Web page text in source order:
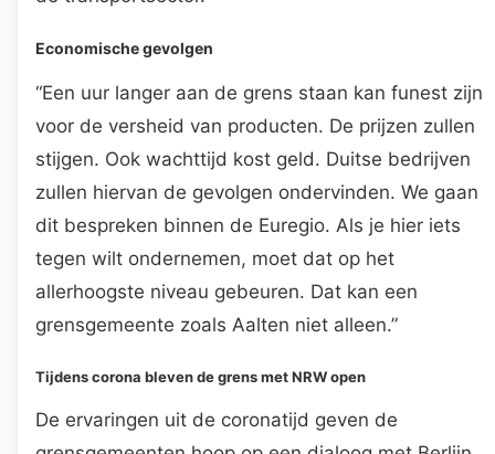
Economische gevolgen
“Een uur langer aan de grens staan kan funest zijn
voor de versheid van producten. De prijzen zullen
stijgen. Ook wachttijd kost geld. Duitse bedrijven
zullen hiervan de gevolgen ondervinden. We gaan
dit bespreken binnen de Euregio. Als je hier iets
tegen wilt ondernemen, moet dat op het
allerhoogste niveau gebeuren. Dat kan een
grensgemeente zoals Aalten niet alleen.”
Tijdens corona bleven de grens met NRW open
De ervaringen uit de coronatijd geven de